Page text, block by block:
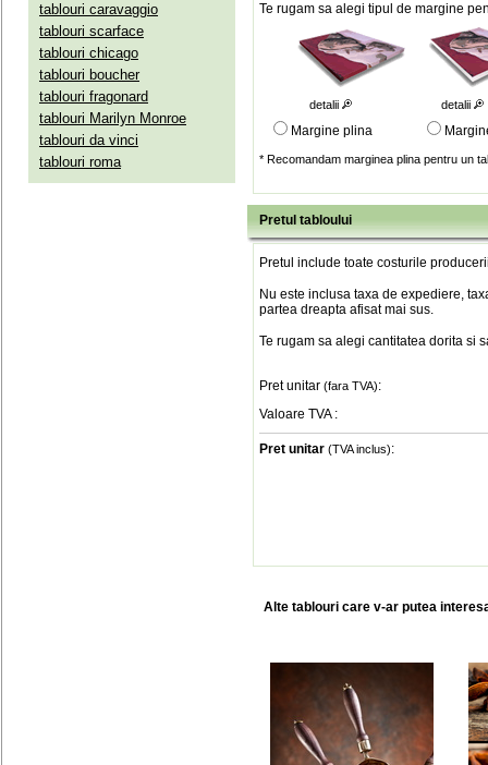
tablouri caravaggio
tablouri scarface
tablouri chicago
tablouri boucher
tablouri fragonard
tablouri Marilyn Monroe
tablouri da vinci
tablouri roma
Te rugam sa alegi tipul de margine
detalii detalii
Margine plina
* Recomandam marginea plina pentru un
Pretul tabloului
Pretul include toate costurile
Nu este inclusa taxa de expediere,
partea dreapta afisat mai sus.
Te rugam sa alegi cantitatea dorita si
Pret unitar (fara TVA):
Valoare TVA :
Pret unitar (TVA inclus):
Alte tablouri care v-ar putea